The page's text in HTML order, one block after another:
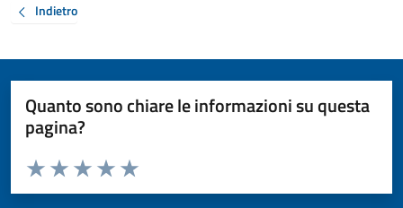
Indietro
Quanto sono chiare le informazioni su questa
pagina?
Valuta da 1 a 5 stelle la pagina
Valuta 5 stelle su 5
Valuta 4 stelle su 5
Valuta 3 stelle su 5
Valuta 2 stelle su 5
Valuta 1 stelle su 5